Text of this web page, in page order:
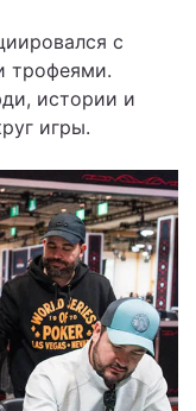
с
трофеями.
истории и
игры.